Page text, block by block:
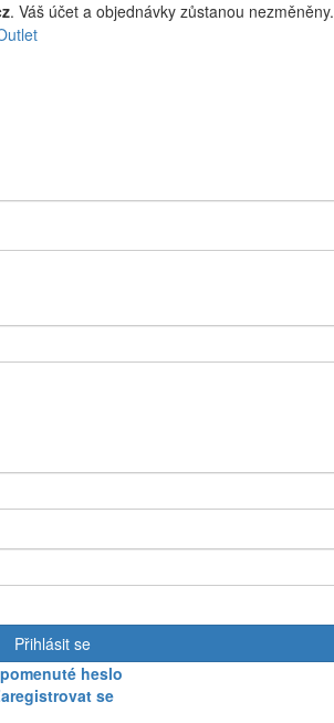
. Váš účet a objednávky zůstanou nezměněny.
Přihlásit se
heslo
se